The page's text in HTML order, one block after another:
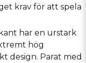
krav för att spela
har en urstark
hög
design. Parat med